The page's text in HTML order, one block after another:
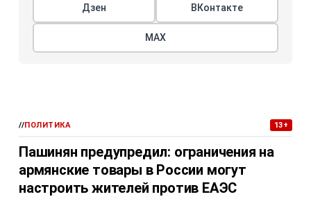
Дзен ВКонтакте
МАХ
//ПОЛИТИКА 13+
Пашинян предупредил: ограничения на
армянские товары в России могут
настроить жителей против ЕАЭС